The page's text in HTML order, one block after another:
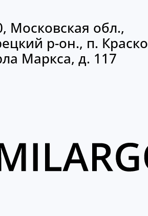
Московская обл.,
р-он., п.
Маркса, д. 117